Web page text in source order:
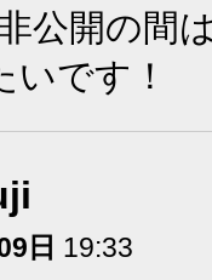
公開の間
です！
日 19:33